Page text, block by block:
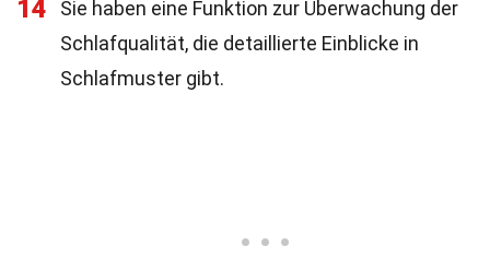
14
Sie haben eine Funktion zur Überwachung der
Schlafqualität, die detaillierte Einblicke in
Schlafmuster gibt.